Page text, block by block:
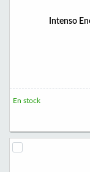
Intenso
En stock